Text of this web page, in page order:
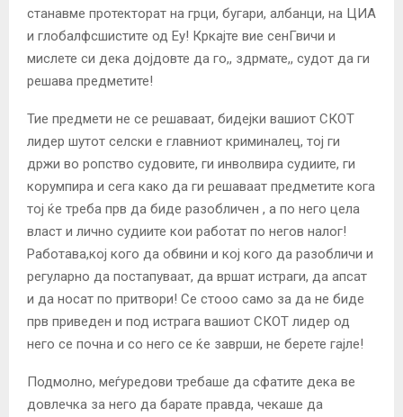
станавме протекторат на грци, бугари, албанци, на ЦИА
и глобалфсшистите од Еу! Кркајте вие сенГвичи и
мислете си дека дојдовте да го,, здрмате,, судот да ги
решава предметите!
Тие предмети не се решаваат, бидејки вашиот СКОТ
лидер шутот селски е главниот криминалец, тој ги
држи во ропство судовите, ги инволвира судиите, ги
корумпира и сега како да ги решаваат предметите кога
тој ќе треба прв да биде разобличен , а по него цела
власт и лично судиите кои работат по негов налог!
Работава,кој кого да обвини и кој кого да разобличи и
регуларно да постапуваат, да вршат истраги, да апсат
и да носат по притвори! Се стооо само за да не биде
прв приведен и под истрага вашиот СКОТ лидер од
него се почна и со него се ќе заврши, не берете гајле!
Подмолно, меѓуредови требаше да сфатите дека ве
довлечка за него да барате правда, чекаше да